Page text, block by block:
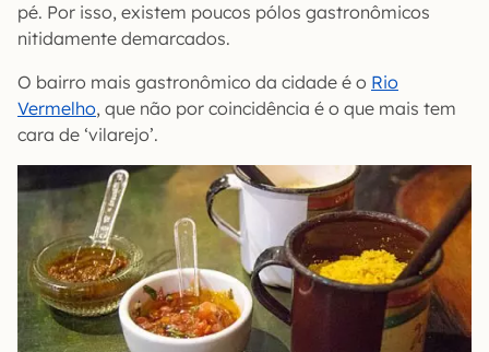
pé. Por isso, existem poucos pólos gastronômicos
nitidamente demarcados.
O bairro mais gastronômico da cidade é o Rio
Vermelho, que não por coincidência é o que mais tem
cara de ‘vilarejo’.